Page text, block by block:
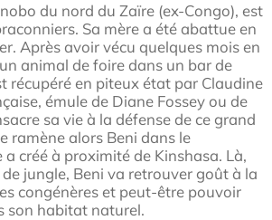
du nord du Zaïre (ex-Congo), est
Sa mère a été abattue en
Après avoir vécu quelques mois en
animal de foire dans un bar de
récupéré en piteux état par Claudine
émule de Diane Fossey ou de
sa vie à la défense de ce grand
ramène alors Beni dans le
créé à proximité de Kinshasa. Là,
jungle, Beni va retrouver goût à la
congénères et peut-être pouvoir
son habitat naturel.